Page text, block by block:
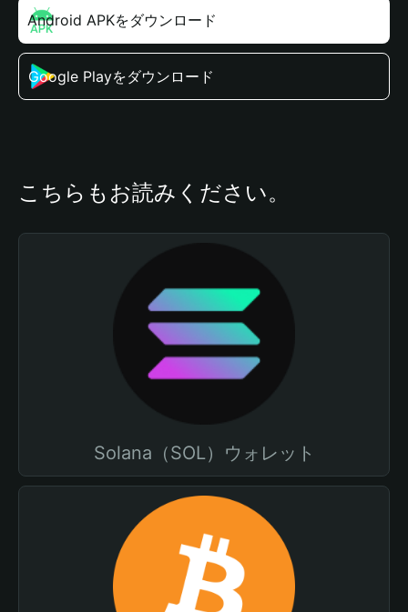
Android APKをダウンロード
Google Playをダウンロード
こちらもお読みください。
Solana（SOL）ウォレット